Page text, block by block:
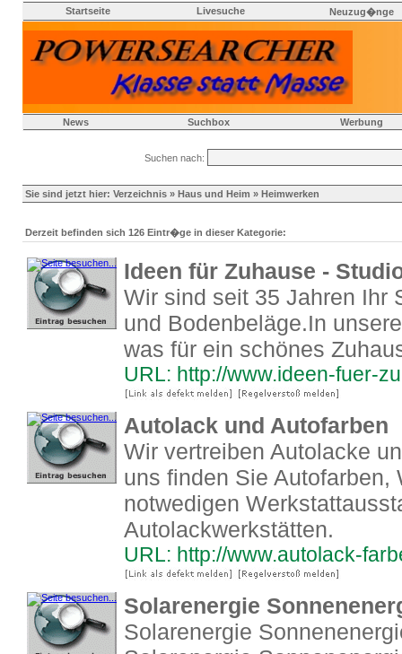
Startseite Livesuche Neuzug�nge
News Suchbox Werbung
Suchen nach:
Sie sind jetzt hier: Verzeichnis » Haus und Heim » Heimwerken
Derzeit befinden sich 126 Eintr�ge in dieser Kategorie:
Ideen für Zuhause -
Wir sind seit 35 Jahren Ihr
und Bodenbeläge.In
was für ein schönes
URL: http://www.ideen-fuer-
Autolack und Autofarben
Wir vertreiben Autolacke
uns finden Sie Autofarben,
notwedigen
Autolackwerkstätten.
URL: http://www.autolack-
Solarenergie
Solarenergie